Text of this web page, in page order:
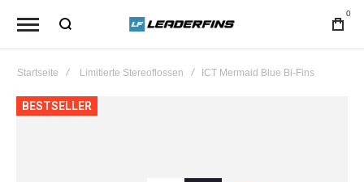
0
Startseite Limitierte Stereoflossen ICT Mermaid Blue Bi-Fins
Zum
Ende
BESTSELLER